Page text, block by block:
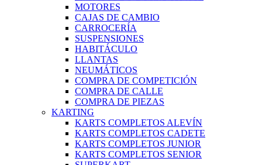
MOTORES
CAJAS DE CAMBIO
CARROCERÍA
SUSPENSIONES
HABITÁCULO
LLANTAS
NEUMÁTICOS
COMPRA DE COMPETICIÓN
COMPRA DE CALLE
COMPRA DE PIEZAS
KARTING
KARTS COMPLETOS ALEVÍN
KARTS COMPLETOS CADETE
KARTS COMPLETOS JUNIOR
KARTS COMPLETOS SENIOR